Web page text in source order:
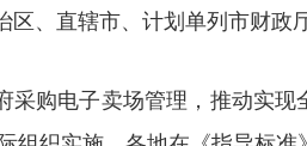
区、直辖市、计划单列市财政
采购电子卖场管理，推动实